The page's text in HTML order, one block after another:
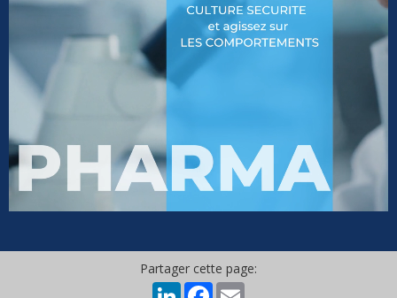
Partager cette page:
LinkedInFacebook